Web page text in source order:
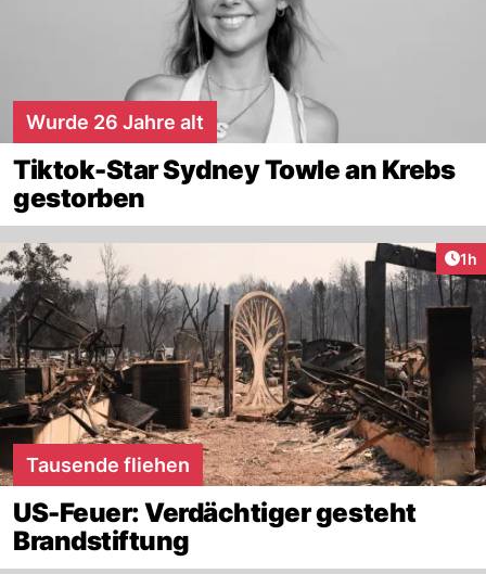
Wurde 26 Jahre alt
Tiktok-Star Sydney Towle an Krebs
gestorben
1h
Tausende fliehen
US-Feuer: Verdächtiger gesteht
Brandstiftung